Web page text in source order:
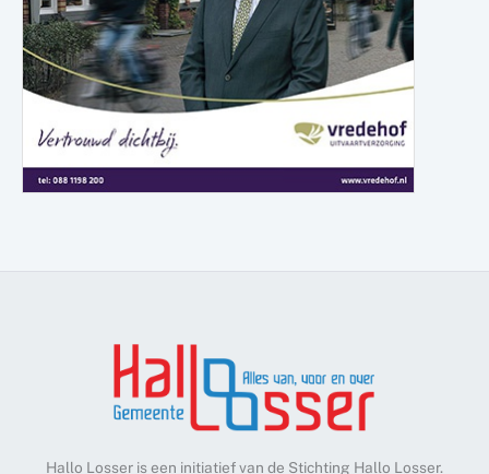
Hallo Losser is een initiatief van de Stichting Hallo Losser.